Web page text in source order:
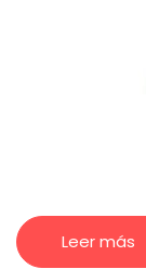
Leer más